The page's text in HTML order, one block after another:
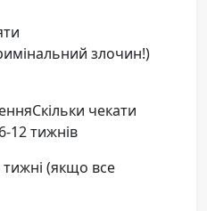
злочин!)
чекати
6-12 тижнів
тижні (якщо все